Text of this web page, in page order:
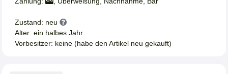
Zustand: neu
Alter: ein halbes Jahr
Vorbesitzer: keine (habe den Artikel neu gekauft)